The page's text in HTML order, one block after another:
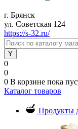
г. Брянск
ул. Советская 124
https://s-32.ru/
0
0
0 В корзине пока
Каталог товаров
Продукты